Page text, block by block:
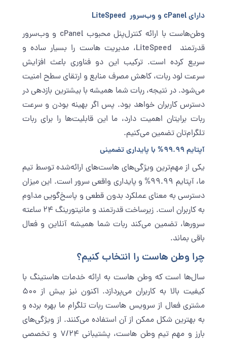
دارای cPanel و وب‌سرور LiteSpeed
وطن‌هاست با ارائه کنترل‌پنل محبوب cPanel و وب‌سرور
قدرتمند LiteSpeed، مدیریت هاست را بسیار ساده و
سریع کرده است. ترکیب این دو فناوری باعث افزایش
سرعت لود ربات، کاهش مصرف منابع و ارتقای سطح امنیت
می‌شود. در نتیجه، ربات شما همیشه با بیشترین بازدهی در
دسترس کاربران خواهد بود. پس اگر بهینه بودن و سرعت
ربات برایتان اهمیت دارد، ما این قابلیت‌ها را برای ربات
تلگرام‌تان تضمین می‌کنیم.
آپتایم 99.99% با پایداری تضمینی
یکی از مهم‌ترین ویژگی‌های هاست‌های ارائه‌شده توسط تیم
ما، آپتایم 99.99% و پایداری واقعی سرور است. این میزان
دسترسی به معنای عملکرد بدون قطعی و پاسخ‌گویی مداوم
به کاربران است. زیرساخت قدرتمند و مانیتورینگ ۲۴ ساعته
سرورها، تضمین می‌کند ربات شما همیشه آنلاین و فعال
باقی بماند.
چرا وطن هاست را انتخاب کنیم؟
سال‌ها است که وطن هاست به ارائه خدمات هاستینگ با
کیفیت بالا به کاربران می‌پردازد. اکنون نیز بیش از 500
مشتری فعال از سرویس هاست ربات تلگرام ما بهره برده و
به بهترین شکل ممکن از آن استفاده می‌کنند. از ویژگی‌های
بارز و مهم تیم وطن هاست، پشتیبانی 7/24 و تخصصی